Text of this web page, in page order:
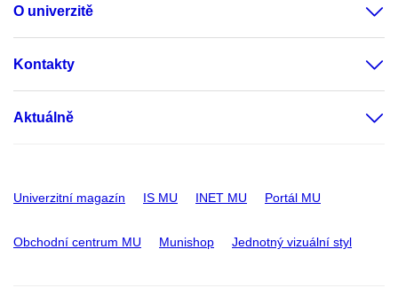
O univerzitě
Kontakty
Aktuálně
Univerzitní magazín IS MU INET MU Portál MU
Obchodní centrum MU Munishop Jednotný vizuální styl